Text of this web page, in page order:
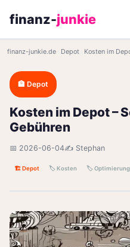
finanz-junkie
finanz-junkie.de Depot Kosten im
🏦 Depot
Kosten im Depot –
Gebühren
📅 2026-06-04✍️ Stephan
🏗️ Depot 🏷️ Kosten 🏷️ Optimierung